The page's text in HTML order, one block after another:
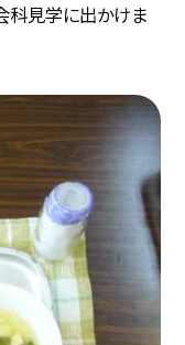
科見学に出かけま